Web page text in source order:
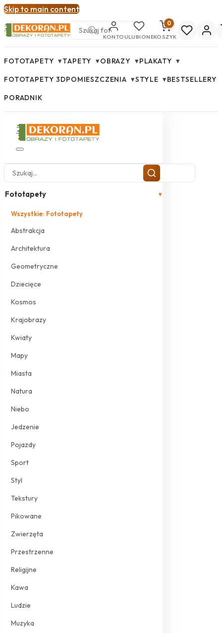
Skip to main content
KONTOULUBIONE
0
KOSZYK
FOTOTAPETY ▾TAPETY ▾OBRAZY ▾PLAKATY ▾
FOTOTAPETY 3DPOMIESZCZENIA ▾STYLE ▾BESTSELLERY
PORADNIK
Fototapety ▾
Wszystkie: Fototapety
Abstrakcja
Architektura
Geometryczne
Dziecięce
Kosmos
Krajobrazy
Kwiaty
Mapy
Miasta
Natura
Niebo
Jedzenie
Pojazdy
Sport
Styl
Tekstury
Pikowane
Zwierzęta
Przestrzenne
Religijne
Kawa
Ludzie
Muzyka